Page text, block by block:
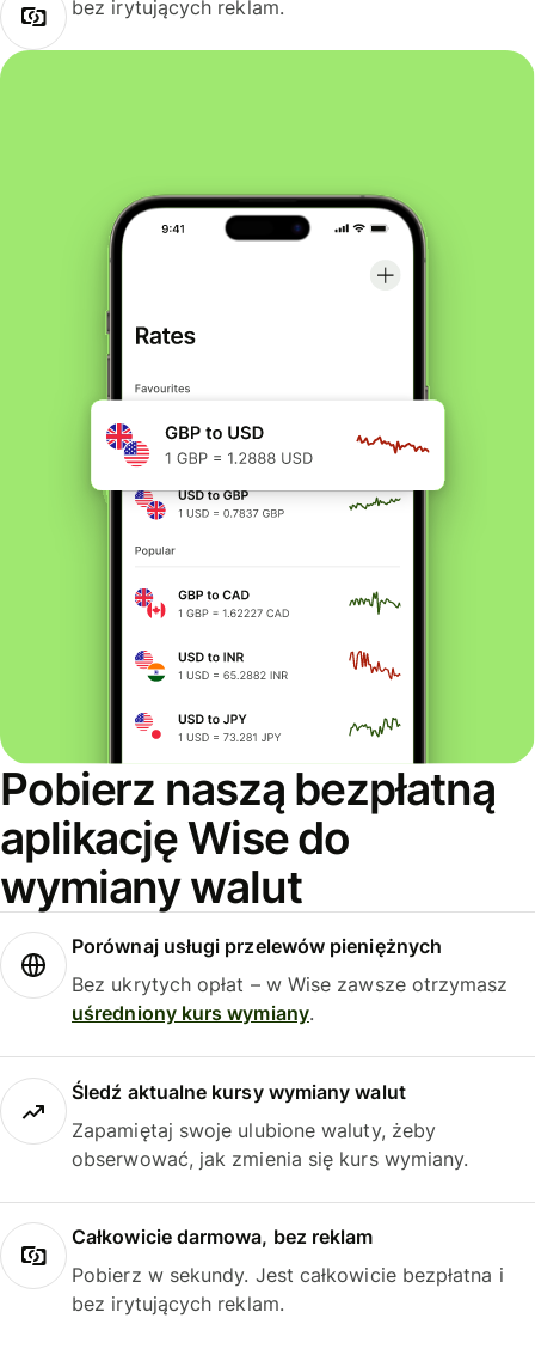
bez irytujących reklam.
Pobierz naszą bezpłatną
aplikację Wise do
wymiany walut
Porównaj usługi przelewów pieniężnych
Bez ukrytych opłat – w Wise zawsze otrzymasz
uśredniony kurs wymiany.
Śledź aktualne kursy wymiany walut
Zapamiętaj swoje ulubione waluty, żeby
obserwować, jak zmienia się kurs wymiany.
Całkowicie darmowa, bez reklam
Pobierz w sekundy. Jest całkowicie bezpłatna i
bez irytujących reklam.